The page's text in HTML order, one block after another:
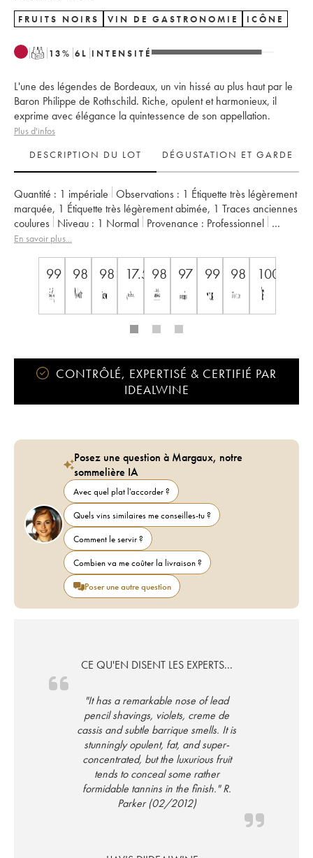
FRUITS NOIRS VIN DE GASTRONOMIE ICÔNE
T 13% 6 L INTENSITÉ
L'une des légendes de Bordeaux, un vin hissé au plus haut par le
Baron Philippe de Rothschild. Riche, opulent et harmonieux, il
exprime avec élégance la quintessence de son appellation.
Plus d'infos
DESCRIPTION DU LOT
DÉGUSTATION ET GARDE
Quantité : 1 impériale Observations : 1 Étiquette très légèrement
marquée, 1 Étiquette très légèrement abimée, 1 Traces anciennes
coulures
Niveau : 1 Normal Provenance :
professionnel
TVA récupérable :
Propriétaire :
Famille Rothschild
En savoir plus...
99 98 98 17.5 98 97 99 98 100
CONTRÔLÉ, EXPERTISÉ & CERTIFIÉ PAR
IDEALWINE
Posez une question à Margaux, notre
sommelière IA
Avec quel plat l'accorder ?
Quels vins similaires me conseilles-tu ?
Comment le servir ?
Combien va me coûter la livraison ?
Poser une autre question
CE QU'EN DISENT LES EXPERTS...
"It has a remarkable nose of lead
pencil shavings, violets, creme de
cassis and subtle barrique smells. It is
stunningly opulent, fat, and super-
concentrated, but the luxurious fruit
tends to conceal some rather
formidable tannins in the finish." R.
Parker (02/2012)